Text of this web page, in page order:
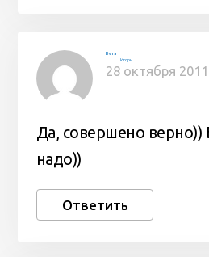
Вета
Игорь
28 октября
Да, совершено верно))
надо))
Ответить